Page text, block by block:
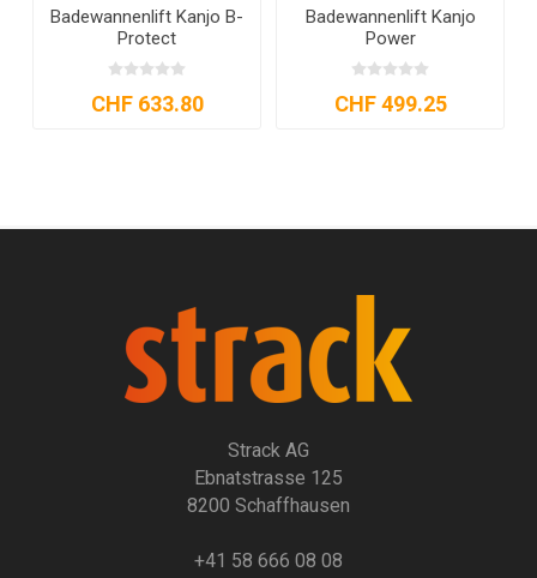
Badewannenlift Orca
mieten
CHF 35.15
Bezugsset zu
Badewannenlift Orca
CHF 85.45
Strack AG
Ebnatstrasse 125
8200 Schaffhausen
+41 58 666 08 08